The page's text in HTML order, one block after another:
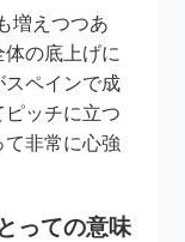
増えつつあ
の底上げに
スペインで成
ッチに立つ
て非常に心強
っての意味